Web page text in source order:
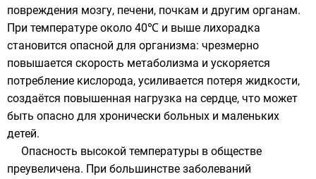
повреждения мозгу, печени, почкам и другим органам.
При температуре около 40℃ и выше лихорадка
становится опасной для организма: чрезмерно
повышается скорость метаболизма и ускоряется
потребление кислорода, усиливается потеря жидкости,
создаётся повышенная нагрузка на сердце, что может
быть опасно для хронически больных и маленьких
детей.
Опасность высокой температуры в обществе
преувеличена. При большинстве заболеваний